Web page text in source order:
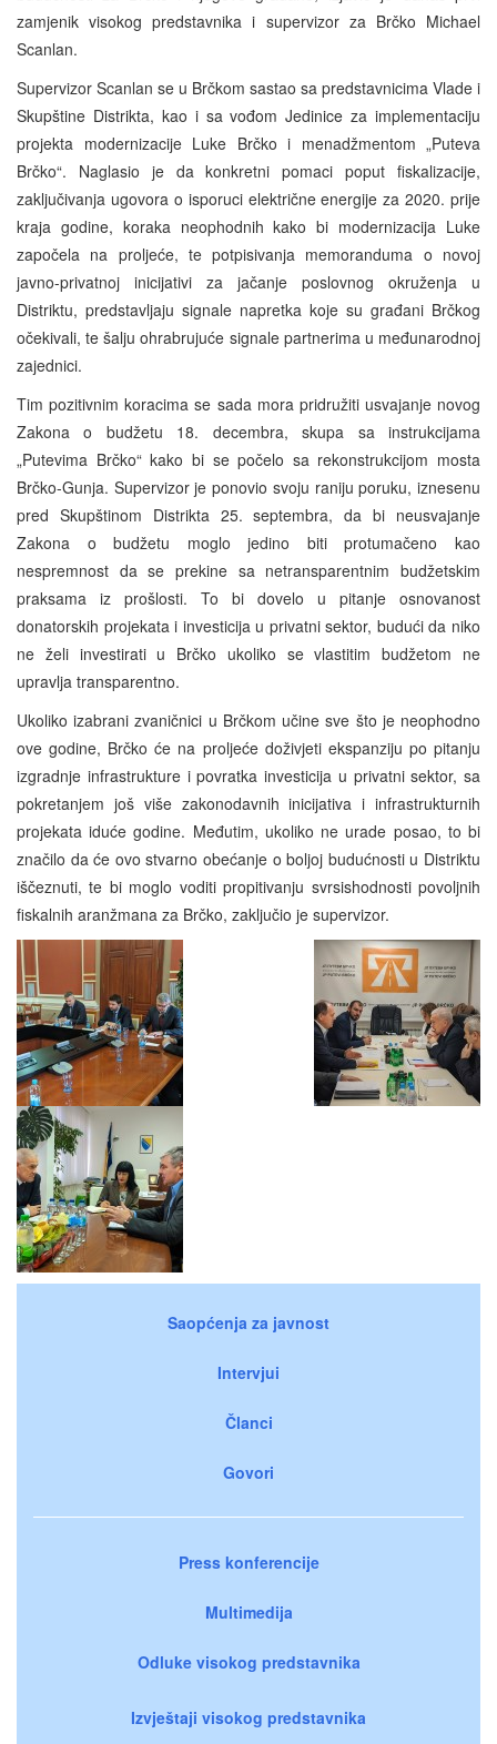
zamjenik visokog predstavnika i supervizor za Brčko Michael
Scanlan.
Supervizor Scanlan se u Brčkom sastao sa predstavnicima Vlade i
Skupštine Distrikta, kao i sa vođom Jedinice za implementaciju
projekta modernizacije Luke Brčko i menadžmentom „Puteva
Brčko“. Naglasio je da konkretni pomaci poput fiskalizacije,
zaključivanja ugovora o isporuci električne energije za 2020. prije
kraja godine, koraka neophodnih kako bi modernizacija Luke
započela na proljeće, te potpisivanja memoranduma o novoj
javno-privatnoj inicijativi za jačanje poslovnog okruženja u
Distriktu, predstavljaju signale napretka koje su građani Brčkog
očekivali, te šalju ohrabrujuće signale partnerima u međunarodnoj
zajednici.
Tim pozitivnim koracima se sada mora pridružiti usvajanje novog
Zakona o budžetu 18. decembra, skupa sa instrukcijama
„Putevima Brčko“ kako bi se počelo sa rekonstrukcijom mosta
Brčko-Gunja. Supervizor je ponovio svoju raniju poruku, iznesenu
pred Skupštinom Distrikta 25. septembra, da bi neusvajanje
Zakona o budžetu moglo jedino biti protumačeno kao
nespremnost da se prekine sa netransparentnim budžetskim
praksama iz prošlosti. To bi dovelo u pitanje osnovanost
donatorskih projekata i investicija u privatni sektor, budući da niko
ne želi investirati u Brčko ukoliko se vlastitim budžetom ne
upravlja transparentno.
Ukoliko izabrani zvaničnici u Brčkom učine sve što je neophodno
ove godine, Brčko će na proljeće doživjeti ekspanziju po pitanju
izgradnje infrastrukture i povratka investicija u privatni sektor, sa
pokretanjem još više zakonodavnih inicijativa i infrastrukturnih
projekata iduće godine. Međutim, ukoliko ne urade posao, to bi
značilo da će ovo stvarno obećanje o boljoj budućnosti u Distriktu
iščeznuti, te bi moglo voditi propitivanju svrsishodnosti povoljnih
fiskalnih aranžmana za Brčko, zaključio je supervizor.
Saopćenja za javnost
Intervjui
Članci
Govori
Press konferencije
Multimedija
Odluke visokog predstavnika
Izvještaji visokog predstavnika